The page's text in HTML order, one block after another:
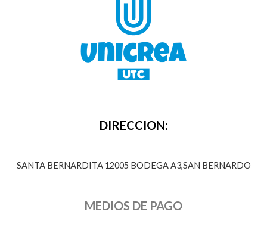
DIRECCION:
SANTA BERNARDITA 12005 BODEGA A3,SAN BERNARDO
MEDIOS DE PAGO